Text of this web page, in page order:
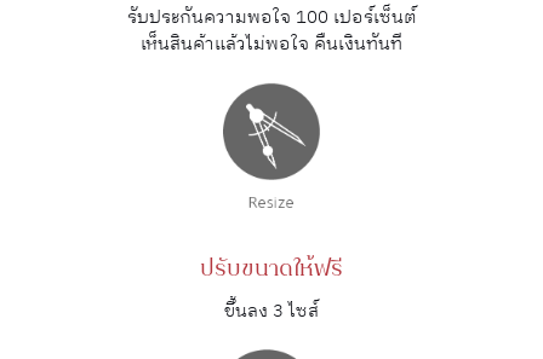
รับประกันความพอใจ 100 เปอร์เซ็นต์
เห็นสินค้าแล้วไม่พอใจ คืนเงินทันที
ปรับขนาดให้ฟรี
ขึ้นลง 3 ไซส์